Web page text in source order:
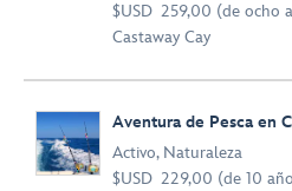
$USD 259,00 (de ocho
Castaway Cay
Aventura de Pesca en
Activo, Naturaleza
$USD 229,00 (de 10